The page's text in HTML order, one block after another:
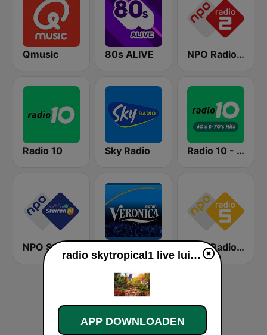
Qmusic 80s ALIVE NPO Radio 2
Radio 10 Sky Radio Radio 10 - 60s & 70s Hits
NPO Radio 5
radio skytropical1 live luisteren
APP DOWNLOADEN